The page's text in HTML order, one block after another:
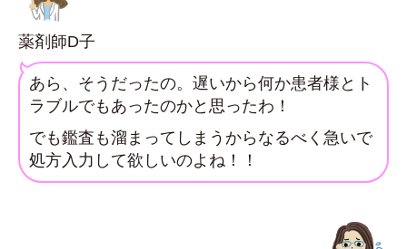
薬剤師D子
あら、そうだったの。遅いから何か患者様とト
ラブルでもあったのかと思ったわ！
でも鑑査も溜まってしまうからなるべく急いで
処方入力して欲しいのよね！！